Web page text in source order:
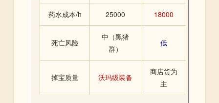
药水成本/h 25000 18000
死亡风险
中（黑猪
群）
低
掉宝质量 沃玛级装备
商店货为
主